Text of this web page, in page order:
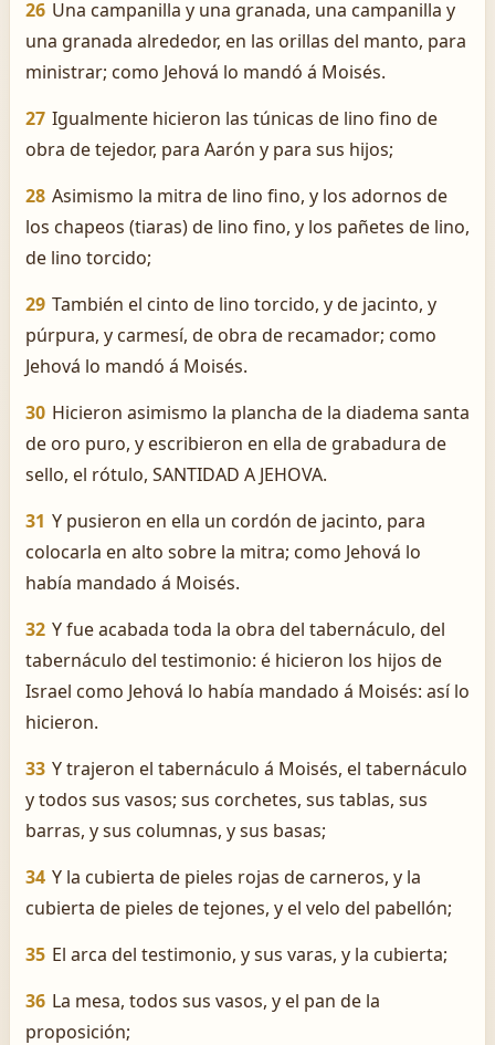
26 Una campanilla y una granada, una campanilla y
una granada alrededor, en las orillas del manto, para
ministrar; como Jehová lo mandó á Moisés.
27 Igualmente hicieron las túnicas de lino fino de
obra de tejedor, para Aarón y para sus hijos;
28 Asimismo la mitra de lino fino, y los adornos de
los chapeos (tiaras) de lino fino, y los pañetes de lino,
de lino torcido;
29 También el cinto de lino torcido, y de jacinto, y
púrpura, y carmesí, de obra de recamador; como
Jehová lo mandó á Moisés.
30 Hicieron asimismo la plancha de la diadema santa
de oro puro, y escribieron en ella de grabadura de
sello, el rótulo, SANTIDAD A JEHOVA.
31 Y pusieron en ella un cordón de jacinto, para
colocarla en alto sobre la mitra; como Jehová lo
había mandado á Moisés.
32 Y fue acabada toda la obra del tabernáculo, del
tabernáculo del testimonio: é hicieron los hijos de
Israel como Jehová lo había mandado á Moisés: así lo
hicieron.
33 Y trajeron el tabernáculo á Moisés, el tabernáculo
y todos sus vasos; sus corchetes, sus tablas, sus
barras, y sus columnas, y sus basas;
34 Y la cubierta de pieles rojas de carneros, y la
cubierta de pieles de tejones, y el velo del pabellón;
35 El arca del testimonio, y sus varas, y la cubierta;
36 La mesa, todos sus vasos, y el pan de la
proposición;